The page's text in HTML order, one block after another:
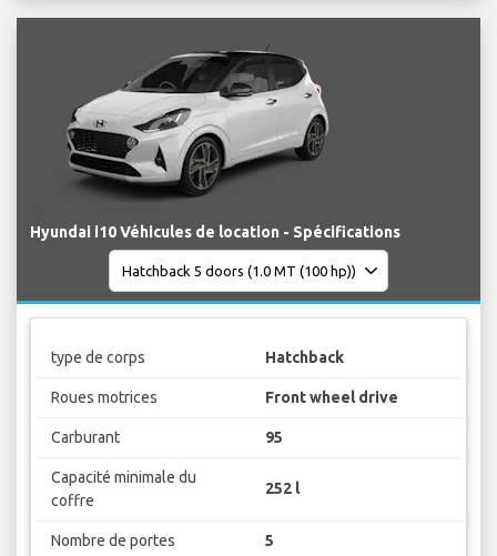
Hyundai i10 Véhicules de location - Spécifications
type de corps Hatchback
Roues motrices Front wheel drive
Carburant 95
Capacité minimale du
coffre
252 l
Nombre de portes 5